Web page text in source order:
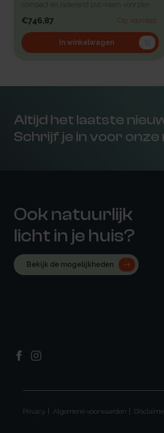
compact en isolerend pvc-raam voorzien
€746,87 Op voorraad
In winkelwagen
Altijd het laatste
Schrijf je in voor
Ook natuurlijk
licht in je huis?
Bekijk de mogelijkheden
Privacy Algemene voorwaarden